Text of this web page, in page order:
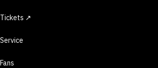
Tickets ↗
Service
Fans